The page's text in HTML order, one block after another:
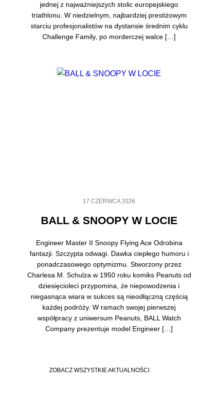
jednej z najważniejszych stolic europejskiego
triathlonu. W niedzielnym, najbardziej prestiżowym
starciu profesjonalistów na dystansie średnim cyklu
Challenge Family, po morderczej walce […]
17 CZERWCA 2026
BALL & SNOOPY W LOCIE
Engineer Master II Snoopy Flying Ace Odrobina
fantazji. Szczypta odwagi. Dawka ciepłego humoru i
ponadczasowego optymizmu. Stworzony przez
Charlesa M. Schulza w 1950 roku komiks Peanuts od
dziesięcioleci przypomina, że niepowodzenia i
niegasnąca wiara w sukces są nieodłączną częścią
każdej podróży. W ramach swojej pierwszej
współpracy z uniwersum Peanuts, BALL Watch
Company prezentuje model Engineer […]
ZOBACZ WSZYSTKIE AKTUALNOŚCI